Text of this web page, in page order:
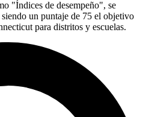
"Índices de desempeño", se
un puntaje de 75 el objetivo
para distritos y escuelas.